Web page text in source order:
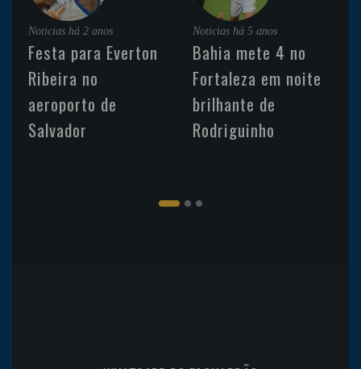
Noticias há 2 anos
Festa para Everton
Ribeira no
aeroporto de
Salvador
Noticias há 5 anos
Bahia mete 4 no
Fortaleza em noite
brilhante de
Rodriguinho